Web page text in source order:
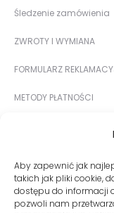
Aby zapewnić jak
takich jak pliki cookie,
dostępu do informacji
pozwoli nam
Śledzenie zamówienia
ZWROTY I WYMIANA
FORMULARZ
METODY PŁATNOŚCI